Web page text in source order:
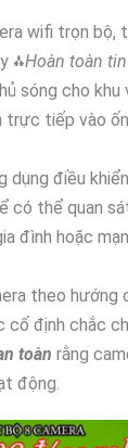
wifi trọn bộ,
⁂Hoàn toàn
sóng cho khu
trực tiếp vào
dụng điều
có thể quan
đình hoặc
theo hướng
cố định chắc
toàn rằng
động.